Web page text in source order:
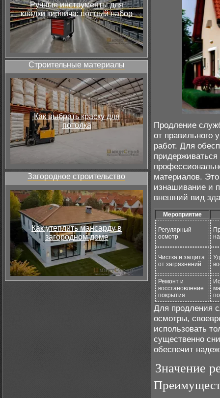
Ручные инструменты для
кладки кирпича: полный набор
Строительные материалы
Как выбрать краску для
потолка
Загородное строительство
Как утеплить мансарду в
загородном доме
Продление
от правильного
работ. Для
придерживаться
материалов.
изнашивание и
внешний вид
Мероприятие
Регулярный
осмотр
Чистка и защита
от загрязнений
Ремонт и
восстановление
покрытия
Для продления
осмотры,
использовать
существенно
обеспечит
Значение